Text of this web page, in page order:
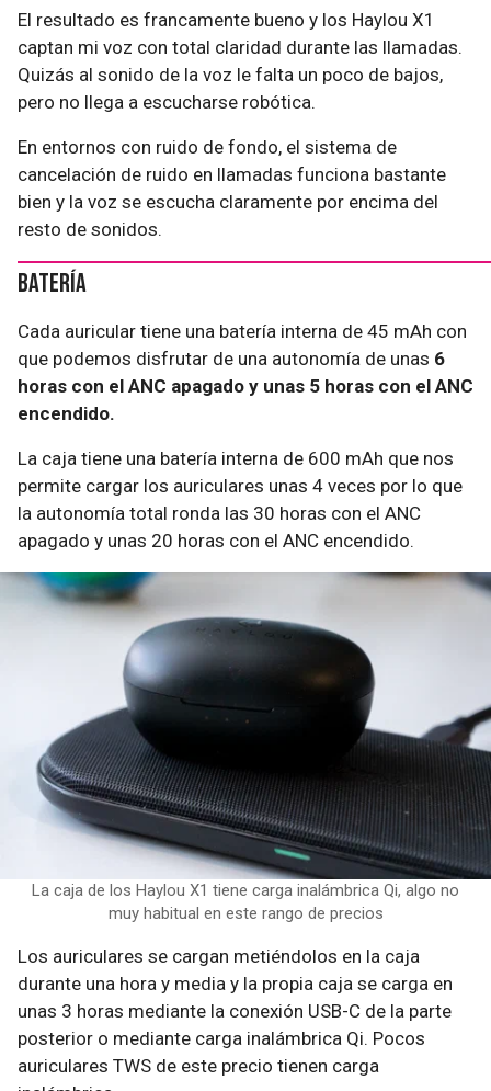
El resultado es francamente bueno y los Haylou X1
captan mi voz con total claridad durante las llamadas.
Quizás al sonido de la voz le falta un poco de bajos,
pero no llega a escucharse robótica.
En entornos con ruido de fondo, el sistema de
cancelación de ruido en llamadas funciona bastante
bien y la voz se escucha claramente por encima del
resto de sonidos.
Batería
Cada auricular tiene una batería interna de 45 mAh con
que podemos disfrutar de una autonomía de unas 6
horas con el ANC apagado y unas 5 horas con el ANC
encendido.
La caja tiene una batería interna de 600 mAh que nos
permite cargar los auriculares unas 4 veces por lo que
la autonomía total ronda las 30 horas con el ANC
apagado y unas 20 horas con el ANC encendido.
La caja de los Haylou X1 tiene carga inalámbrica Qi, algo no
muy habitual en este rango de precios
Los auriculares se cargan metiéndolos en la caja
durante una hora y media y la propia caja se carga en
unas 3 horas mediante la conexión USB-C de la parte
posterior o mediante carga inalámbrica Qi. Pocos
auriculares TWS de este precio tienen carga